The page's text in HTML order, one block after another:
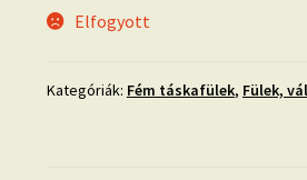
Elfogyott
Kategóriák: Fém táskafülek, Fülek,